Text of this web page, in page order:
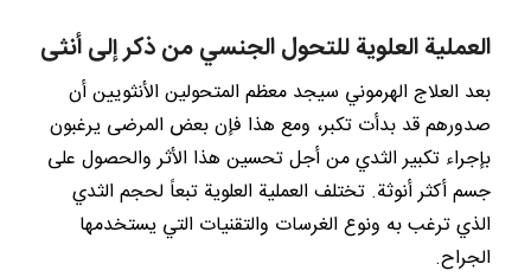
العملية العلوية للتحول الجنسي من ذكر إلى أنثى
بعد العلاج الهرموني سيجد معظم المتحولين الأنثويين أن
صدورهم قد بدأت تكبر، ومع هذا فإن بعض المرضى يرغبون
بإجراء تكبير الثدي من أجل تحسين هذا الأثر والحصول على
جسم أكثر أنوثة. تختلف العملية العلوية تبعاً لحجم الثدي
الذي ترغب به ونوع الغرسات والتقنيات التي يستخدمها
الجراح.